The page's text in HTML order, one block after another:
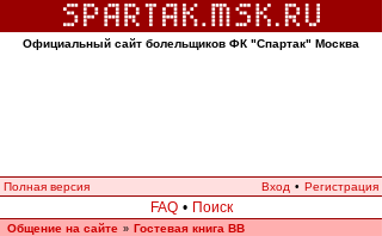
Официальный сайт болельщиков ФК "Спартак" Москва
Полная версия Вход • Регистрация
FAQ • Поиск
Общение на сайте » Гостевая книга ВВ